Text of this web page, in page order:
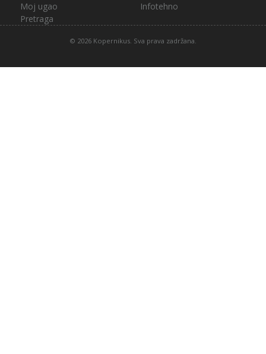
Moj ugao
Infotehno
Pretraga
© 2026 Kopernikus. Sva prava zadržana.